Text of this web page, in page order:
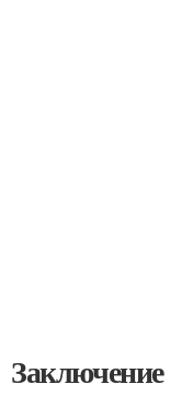
Заключение